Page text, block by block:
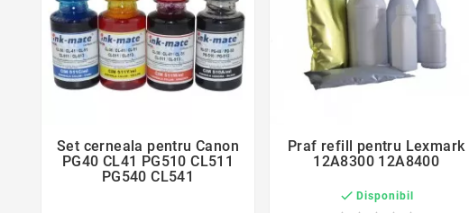

Set cerneala pentru Canon
PG40 CL41 PG510 CL511
PG540 CL541

Praf refill pentru Lexmark
12A8300 12A8400
 Disponibil